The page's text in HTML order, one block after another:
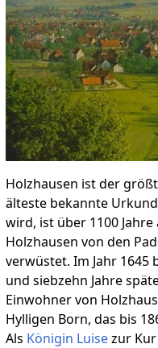
Holzhausen ist der
älteste bekannte
wird, ist über 1100
Holzhausen von den
verwüstet. Im Jahr 1645
und siebzehn Jahre
Einwohner von
Hylligen Born, das bis
Als Königin Luisezur Kur